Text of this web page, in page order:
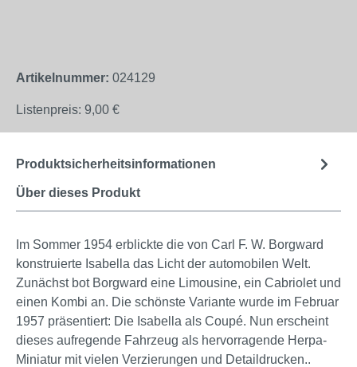
Artikelnummer: 024129
Listenpreis: 9,00 €
Über dieses Produkt
Produktsicherheitsinformationen
Im Sommer 1954 erblickte die von Carl F. W. Borgward
konstruierte Isabella das Licht der automobilen Welt.
Zunächst bot Borgward eine Limousine, ein Cabriolet und
einen Kombi an. Die schönste Variante wurde im Februar
1957 präsentiert: Die Isabella als Coupé. Nun erscheint
dieses aufregende Fahrzeug als hervorragende Herpa-
Miniatur mit vielen Verzierungen und Detaildrucken..